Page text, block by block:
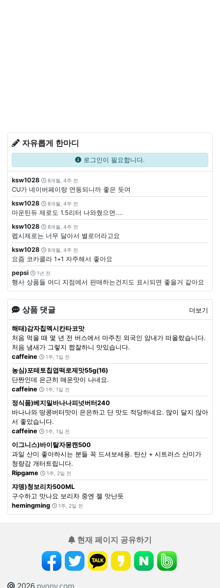
자유롭게 한마디
로그인이 필요합니다.
ksw1028 8개월, 4주 전
CU가 네이버페이랑 연동되니까 좋은 듯여
ksw1028
8개월, 4주 전
마운틴듀 제로도 1.5리터 나와줬으면....
ksw1028
8개월, 4주 전
펩시제로는 너무 달아서 별로더라고요
ksw1028
8개월, 4주 전
요즘 코카콜라 1+1 자주해서 좋아요
pepsi
1년 전
행사 상품들 어디 지점에서 판매하는건지도 표시되면 좋을거 같아요
상품 댓글 더보기
해태)감자칩멕시칸타코맛
처음 먹을 때 몇 년 전 버스에서 마주친 외국인 암내가 떠올랐습니다.
처음 냄새가 그렇지 짭잘하니 맛있습니다.
caffeine
1주, 1일 전
농심)포테토칩엽떡로제맛55g(16)
단짠인데 은근히 매운맛이 나네요.
caffeine
1주, 1일 전
정식품)베지밀바나나피넛버터240
바나나와 땅콩버터맛이 은은하고 단 맛도 적당하네요. 많이 달지 않아
서 좋았습니다.
caffeine
1주, 1일 전
이그니스)바이탈자몽캔500
과일 산미 좋아하시는 분들 꼭 드셔보세용. 탄산 + 시트러스 산미가
청량감 개터트립니다.
Ripgame
1주, 2일 전
쟈뎅)청보리차500ML
구수하고 맛나요 보리차 중엔 젤 맛난듯
hemingming
1주, 2일 전
현재 페이지 공유하기
2026 pyony.com